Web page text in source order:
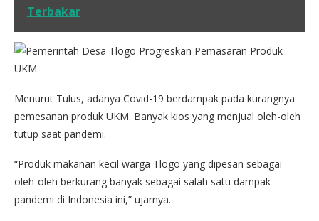
Terbakar
Menurut Tulus, adanya Covid-19 berdampak pada kurangnya
pemesanan produk UKM. Banyak kios yang menjual oleh-oleh
tutup saat pandemi.
“Produk makanan kecil warga Tlogo yang dipesan sebagai
oleh-oleh berkurang banyak sebagai salah satu dampak
pandemi di Indonesia ini,” ujarnya.